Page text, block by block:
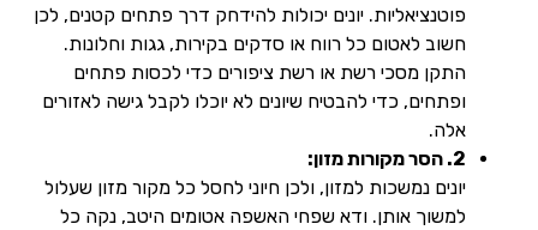
פוטנציאליות. יונים יכולות להידחק דרך פתחים קטנים, לכן
חשוב לאטום כל רווח או סדקים בקירות, גגות וחלונות.
התקן מסכי רשת או רשת ציפורים כדי לכסות פתחים
ופתחים, כדי להבטיח שיונים לא יוכלו לקבל גישה לאזורים
אלה.
2. הסר מקורות מזון:
יונים נמשכות למזון, ולכן חיוני לחסל כל מקור מזון שעלול
למשוך אותן. ודא שפחי האשפה אטומים היטב, נקה כל